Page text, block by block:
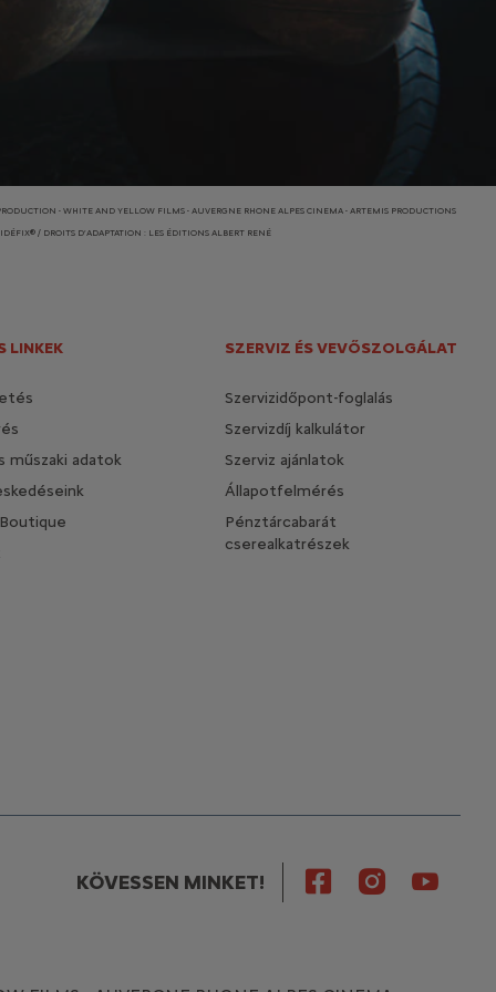
- WHITE AND YELLOW FILMS - AUVERGNE RHONE ALPES CINEMA - ARTEMIS PRODUCTIONS
/ DROITS D’ADAPTATION : LES ÉDITIONS ALBERT RENÉ
LINKEK
műszaki adatok
SZERVIZ ÉS VEVŐSZOLGÁLAT
Szervizidőpont-foglalás
Szervizdíj kalkulátor
Szerviz ajánlatok
Állapotfelmérés
Pénztárcabarát
cserealkatrészek
KÖVESSEN MINKET!